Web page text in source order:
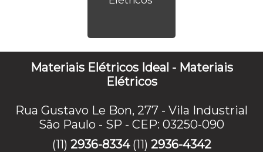
Materiais Elétricos Ideal - Materiais
Elétricos
Rua Gustavo Le Bon, 277 - Vila Industrial
São Paulo - SP - CEP: 03250-090
(11) 2936-8334 (11) 2936-4342